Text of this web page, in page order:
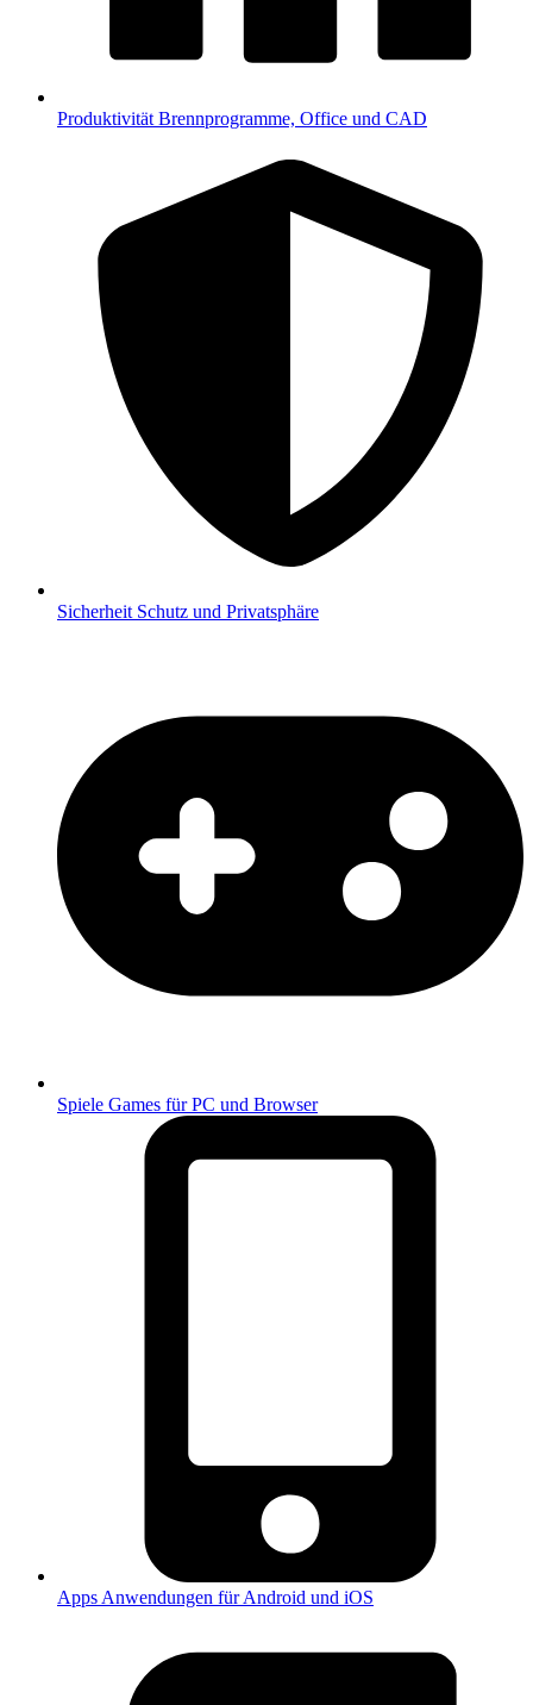
Produktivität Brennprogramme, Office und CAD
Sicherheit Schutz und Privatsphäre
Spiele Games für PC und Browser
Apps Anwendungen für Android und iOS